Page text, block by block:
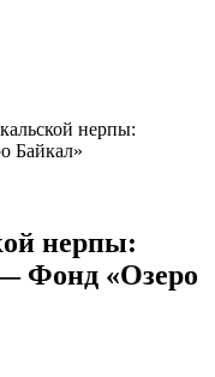
нерпы:
Байкал»
нерпы:
Фонд «Озеро